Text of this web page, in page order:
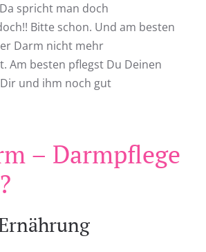
spricht man doch
Bitte schon. Und am besten
Darm nicht mehr
Am besten pflegst Du Deinen
und ihm noch gut
– Darmpflege